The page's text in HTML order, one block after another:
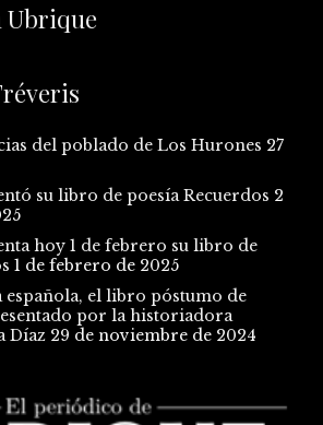
Ubrique
del poblado de Los Hurones 27
su libro de poesía Recuerdos 2
hoy 1 de febrero su libro de
1 de febrero de 2025
española, el libro póstumo de
por la historiadora
Díaz 29 de noviembre de 2024